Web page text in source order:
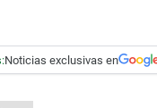
Noticias exclusivas en